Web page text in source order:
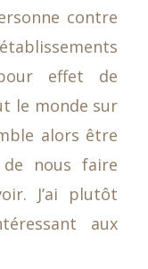
contre
effet de
le monde sur
alors être
nous faire
J’ai plutôt
aux